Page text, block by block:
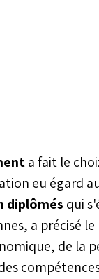
a fait le
eu égard
diplômés qui
a précisé
de la